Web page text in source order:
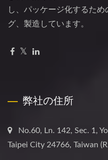
し、パッケージ化するた
グ、製造しています。
弊社の住所
No.60, Ln. 142, Sec. 1,
Taipei City 24766, Taiwan